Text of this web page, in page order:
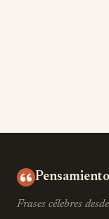
Frases célebres